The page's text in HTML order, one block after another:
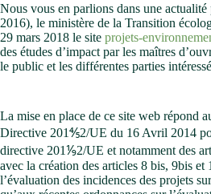
Nous vous en parlions dans une
2016), le ministère de la Transition
29 mars 2018 le site projets-
des études d’impact par les maîtres
le public et les différentes parties
La mise en place de ce site web répond
Directive 201⅘2/UE du 16 Avril 2014
directive 201⅑2/UE et notamment des
avec la création des articles 8 bis, 9bis et
l’évaluation des incidences des projets